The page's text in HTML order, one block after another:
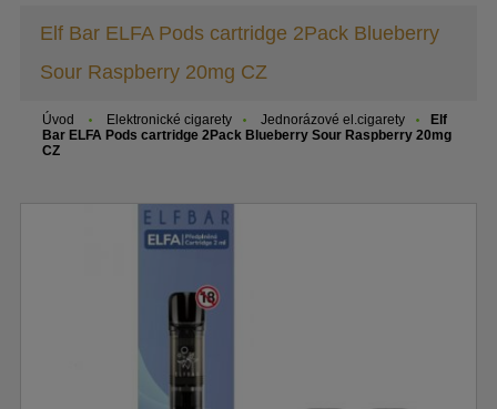
Elf Bar ELFA Pods cartridge 2Pack Blueberry
Sour Raspberry 20mg CZ
Úvod Elektronické cigarety Jednorázové el.cigarety
Elf
Bar ELFA Pods cartridge 2Pack Blueberry Sour Raspberry 20mg
CZ